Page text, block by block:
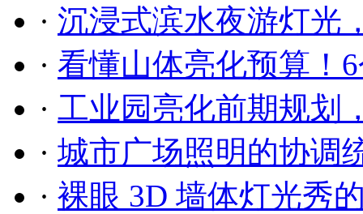
· 沉浸式滨水夜游灯光
· 看懂山体亮化预算！
· 工业园亮化前期规划
· 城市广场照明的协调
· 裸眼 3D 墙体灯光秀